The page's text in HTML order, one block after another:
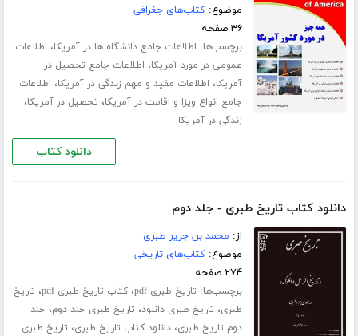
موضوع:کتاب‌های جغرافی
۳۶ صفحه
برچسب‌ها: اطلاعات جامع دانشگاه ها در آمریکا، اطلاعات
عمومی در مورد آمریکا، اطلاعات جامع تحصیل در
آمریکا، اطلاعات مفید و مهم زندگی در آمریکا، اطلاعات
جامع انواع ویزا و اقامت در آمریکا، تحصیل در آمریکا،
زندگی در آمریکا
دانلود کتاب
دانلود کتاب تاریخ طبری - جلد دوم
از: محمد بن جریر طبری
موضوع:کتاب‌های تاریخی
۲۷۴ صفحه
برچسب‌ها: تاریخ طبری pdf ،کتاب تاریخ طبری pdf ، تاریخ
طبری، تاریخ طبری دانلود، تاریخ طبری جلد دوم، جلد
دوم تاریخ طبری،دانلود کتاب تاریخ طبری، تاریخ طبری